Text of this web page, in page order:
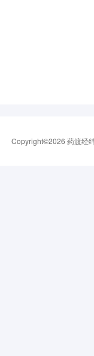
Copyright©2026 药渡经